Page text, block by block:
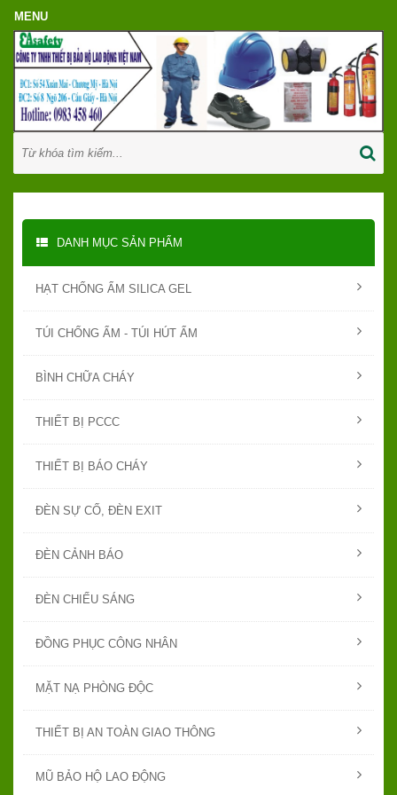
DANH MỤC SẢN PHẨM
HẠT CHỐNG ẨM SILICA GEL
TÚI CHỐNG ẨM - TÚI HÚT ẨM
BÌNH CHỮA CHÁY
THIẾT BỊ PCCC
THIẾT BỊ BÁO CHÁY
ĐÈN SỰ CỐ, ĐÈN EXIT
ĐÈN CẢNH BÁO
ĐÈN CHIẾU SÁNG
ĐỒNG PHỤC CÔNG NHÂN
MẶT NẠ PHÒNG ĐỘC
THIẾT BỊ AN TOÀN GIAO THÔNG
MŨ BẢO HỘ LAO ĐỘNG